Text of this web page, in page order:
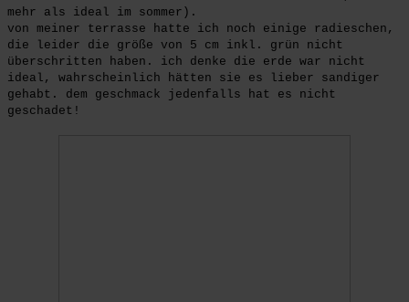
mehr als ideal im sommer).
von meiner terrasse hatte ich noch einige radieschen,
die leider die größe von 5 cm inkl. grün nicht
überschritten haben. ich denke die erde war nicht
ideal, wahrscheinlich hätten sie es lieber sandiger
gehabt. dem geschmack jedenfalls hat es nicht
geschadet!